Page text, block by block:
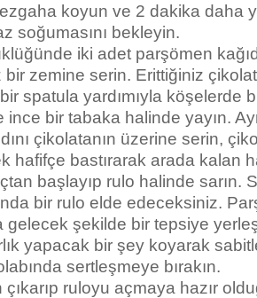
koyun ve 2 dakika daha
soğumasını bekleyin.
iki adet parşömen
zemine serin. Erittiğiniz
spatula yardımıyla köşelerde
ince bir tabaka halinde yayın.
çikolatanın üzerine serin,
hafifçe bastırarak arada kalan
başlayıp rulo halinde sarın.
bir rulo elde edeceksiniz.
gelecek şekilde bir tepsiye
yapacak bir şey koyarak
sertleşmeye bırakın.
çıkarıp ruloyu açmaya hazır